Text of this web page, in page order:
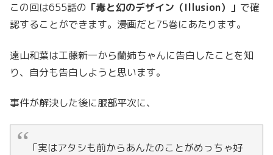
この回は655話の 「毒と幻のデザイン（Illusion）」 で確
認することができます。漫画だと75巻にあたります。
遠山和葉は工藤新一から蘭姉ちゃんに告白したことを知
り、自分も告白しようと思います。
事件が解決した後に服部平次に、
「実はアタシも前からあんたのことがめっちゃ好